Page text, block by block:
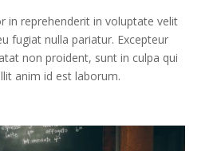
in reprehenderit in voluptate velit
fugiat nulla pariatur. Excepteur
non proident, sunt in culpa qui
anim id est laborum.